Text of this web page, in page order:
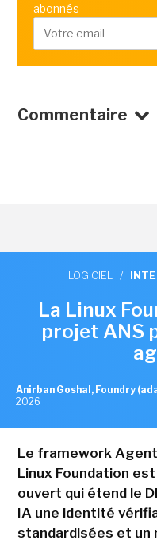
abonnés
Commentaire
LOGICIEL /
La Linux
projet ANS
Anirban Goshal, Foundry
2026
Le framework Agent
Linux Foundation
ouvert qui étend le
IA une identité
standardisées et un